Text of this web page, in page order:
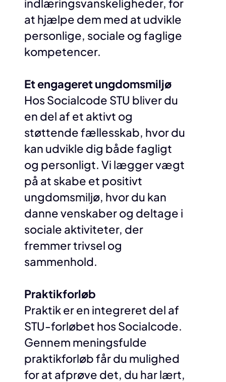
indlæringsvanskeligheder, for
at hjælpe dem med at udvikle
personlige, sociale og faglige
kompetencer.
Et engageret ungdomsmiljø
Hos Socialcode STU bliver du
en del af et aktivt og
støttende fællesskab, hvor du
kan udvikle dig både fagligt
og personligt. Vi lægger vægt
på at skabe et positivt
ungdomsmiljø, hvor du kan
danne venskaber og deltage i
sociale aktiviteter, der
fremmer trivsel og
sammenhold.
Praktikforløb
Praktik er en integreret del af
STU-forløbet hos Socialcode.
Gennem meningsfulde
praktikforløb får du mulighed
for at afprøve det, du har lært,